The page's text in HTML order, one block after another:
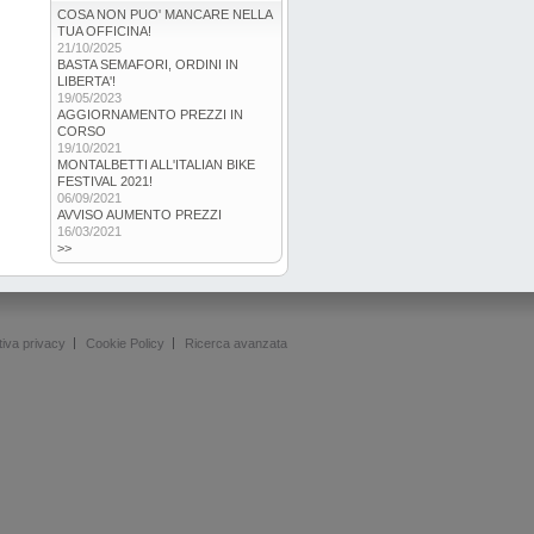
COSA NON PUO' MANCARE NELLA
TUA OFFICINA!
21/10/2025
BASTA SEMAFORI, ORDINI IN
LIBERTA'!
19/05/2023
AGGIORNAMENTO PREZZI IN
CORSO
19/10/2021
MONTALBETTI ALL'ITALIAN BIKE
FESTIVAL 2021!
06/09/2021
AVVISO AUMENTO PREZZI
16/03/2021
>>
privacy Cookie Policy Ricerca avanzata